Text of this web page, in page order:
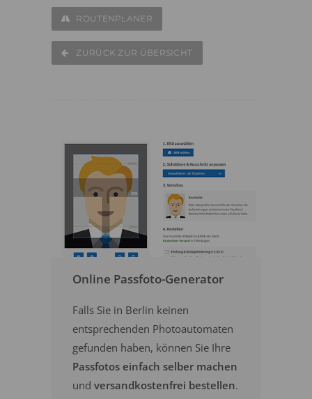
ROUTENPLANER
ZURÜCK ZUR ÜBERSICHT
Online Passfoto-Generator
Falls Sie in Berlin keinen
entsprechenden Photoautomaten
gefunden haben, können Sie Ihre
Passfotos einfach selber machen
und versandkostenfrei bestellen.